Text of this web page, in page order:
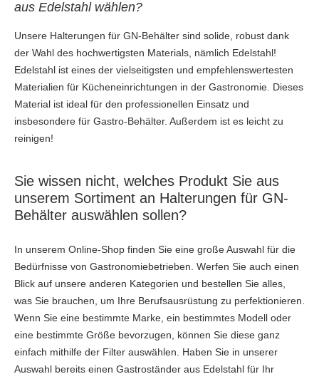
aus Edelstahl wählen?
Unsere Halterungen für GN-Behälter sind solide, robust dank
der Wahl des hochwertigsten Materials, nämlich Edelstahl!
Edelstahl ist eines der vielseitigsten und empfehlenswertesten
Materialien für Kücheneinrichtungen in der Gastronomie. Dieses
Material ist ideal für den professionellen Einsatz und
insbesondere für Gastro-Behälter. Außerdem ist es leicht zu
reinigen!
Sie wissen nicht, welches Produkt Sie aus
unserem Sortiment an Halterungen für GN-
Behälter auswählen sollen?
In unserem Online-Shop finden Sie eine große Auswahl für die
Bedürfnisse von Gastronomiebetrieben. Werfen Sie auch einen
Blick auf unsere anderen Kategorien und bestellen Sie alles,
was Sie brauchen, um Ihre Berufsausrüstung zu perfektionieren.
Wenn Sie eine bestimmte Marke, ein bestimmtes Modell oder
eine bestimmte Größe bevorzugen, können Sie diese ganz
einfach mithilfe der Filter auswählen. Haben Sie in unserer
Auswahl bereits einen Gastroständer aus Edelstahl für Ihr